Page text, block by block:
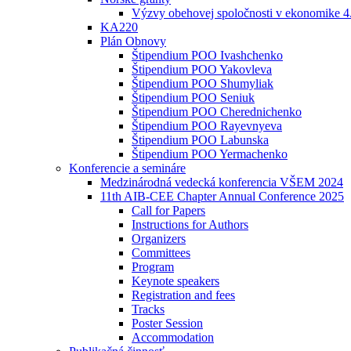
Výzvy obehovej spoločnosti v ekonomike
KA220
Plán Obnovy
Štipendium POO Ivashchenko
Štipendium POO Yakovleva
Štipendium POO Shumyliak
Štipendium POO Seniuk
Štipendium POO Cherednichenko
Štipendium POO Rayevnyeva
Štipendium POO Labunska
Štipendium POO Yermachenko
Konferencie a semináre
Medzinárodná vedecká konferencia VŠEM 2024
11th AIB-CEE Chapter Annual Conference 2025
Call for Papers
Instructions for Authors
Organizers
Committees
Program
Keynote speakers
Registration and fees
Tracks
Poster Session
Accommodation